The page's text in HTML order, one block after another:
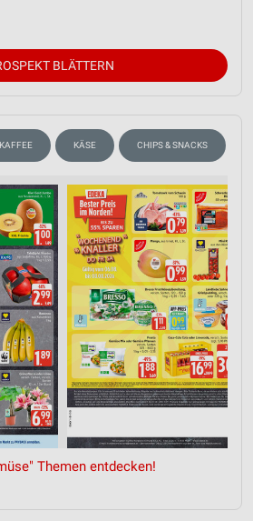
BLÄTTERN
KAFFEE KÄSE CHIPS & SNACKS
Themen entdecken!